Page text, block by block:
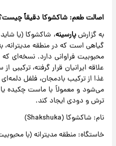
اصالت طعم: شاکشوکا دقیقاً
به گزارشپارسینه، شاکشوکا (یا
گیاهی است که در منطقه مدیترانه،
محبوبیت فراوانی دارد. نسخه‌ای
علاقه ایرانیان قرار گرفته،
غذا از ترکیب بادمجان، فلفل
می‌شود و معمولاً با ماست چکیده
ترش و دودی ایجاد کند.
نام: شاکشوکا (Shakshuka)
خاستگاه: منطقه مدیترانه (با